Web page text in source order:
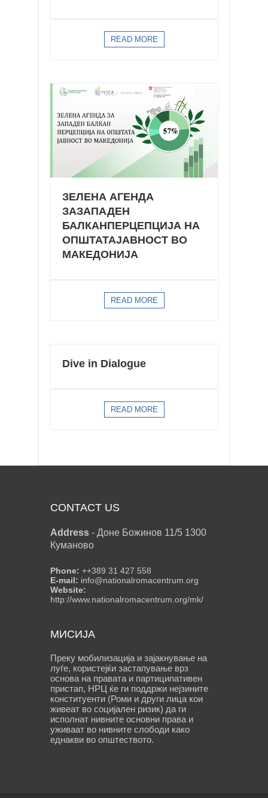
READ MORE
ЗЕЛЕНА АГЕНДА
ЗАЗАПАДЕН
БАЛКАНПЕРЦЕПЦИЈА НА
ОПШТАТАЈАВНОСТ ВО
МАКЕДОНИЈА
READ MORE
Dive in Dialogue
READ MORE
CONTACT US
Address - Доне Божинов 11/5 1300
Куманово
Phone: ++389 31 427 558
E-mail: info@nationalromacentrum.org
Website:
http://www.nationalromacentrum.org/mk/
МИСИЈА
Преку мобилизација и зајакнување на
луѓе, користејќи застапување врз
основа на правата и партиципативен
пристап, НРЦ ќе ги поддржи нејзините
конституенти (Роми и други лица кои
живеат во социјален ризик) да ги
исполнат нивните основни права и
уживаат во нивните слободи како
еднакви во општеството.